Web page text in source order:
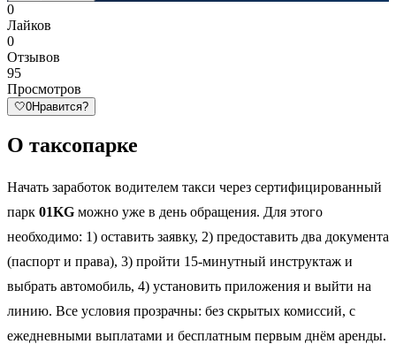
0
Лайков
0
Отзывов
95
Просмотров
🤍0Нравится?
О таксопарке
Начать заработок водителем такси через сертифицированный
парк 01KG можно уже в день обращения. Для этого
необходимо: 1) оставить заявку, 2) предоставить два документа
(паспорт и права), 3) пройти 15-минутный инструктаж и
выбрать автомобиль, 4) установить приложения и выйти на
линию. Все условия прозрачны: без скрытых комиссий, с
ежедневными выплатами и бесплатным первым днём аренды.